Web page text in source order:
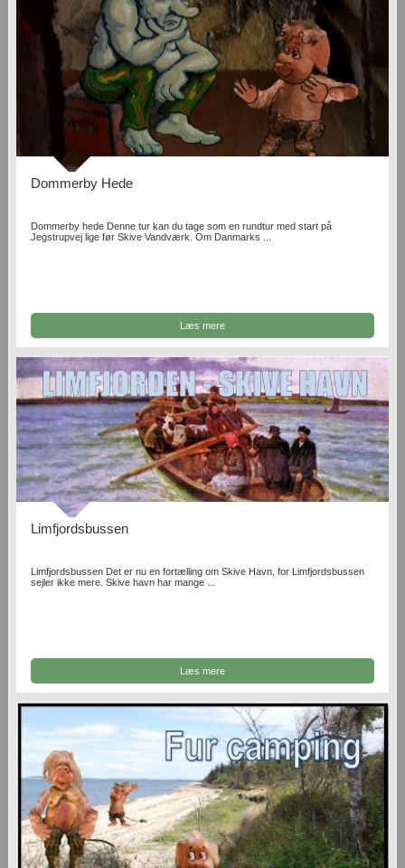
Dommerby Hede
Dommerby hede Denne tur kan du tage som en rundtur med start på
Jegstrupvej lige før Skive Vandværk. Om Danmarks ...
Læs mere
Limfjordsbussen
Limfjordsbussen Det er nu en fortælling om Skive Havn, for Limfjordsbussen
sejler ikke mere. Skive havn har mange ...
Læs mere